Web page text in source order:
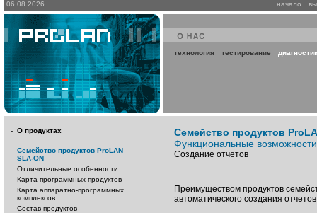
06.08.2026 начало
технология тестирование
- О продуктах
- Семейство продуктов ProLAN
SLA-ON
Отличительные особенности
Карта программных продуктов
Карта аппаратно-программных
комплексов
Состав продуктов
Семейство продуктов
Функциональные возможности
Создание отчетов
Преимуществом продуктов
автоматического создания